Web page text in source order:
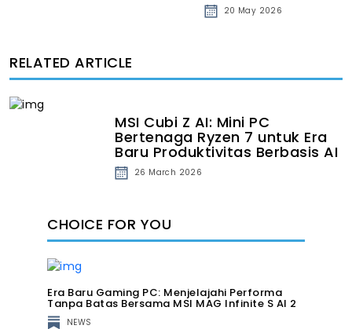
20 May 2026
RELATED ARTICLE
MSI Cubi Z AI: Mini PC
Bertenaga Ryzen 7 untuk Era
Baru Produktivitas Berbasis AI
26 March 2026
CHOICE FOR YOU
Era Baru Gaming PC: Menjelajahi Performa
Tanpa Batas Bersama MSI MAG Infinite S AI 2
NEWS